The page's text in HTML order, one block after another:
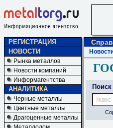
РЕГИСТРАЦИЯ
НОВОСТИ
Рынка металлов
Новости компаний
Информагентства
АНАЛИТИКА
Черные металлы
Цветные металлы
Драгоценные металлы